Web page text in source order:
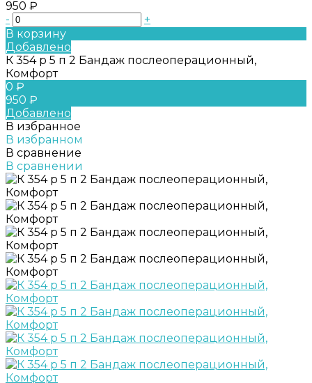
950 ₽
-
+
В корзину
Добавлено
К 354 р 5 п 2 Бандаж послеоперационный,
Комфорт
0 ₽
950 ₽
Добавлено
В избранное
В избранном
В сравнение
В сравнении